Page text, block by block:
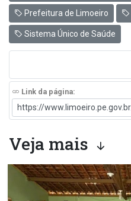
Prefeitura de Limoeiro
Sistema Único de Saúde
Link da página:
Veja mais